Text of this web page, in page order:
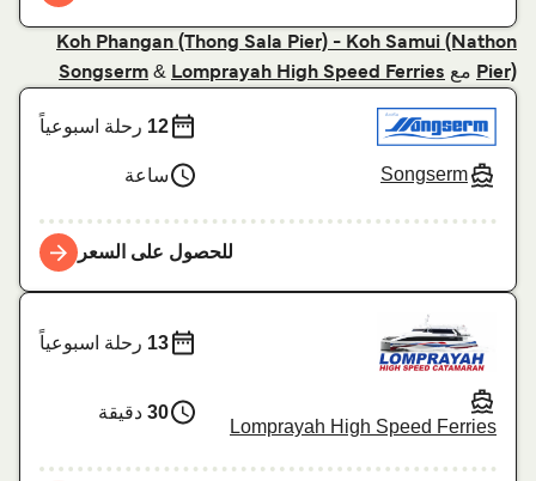
Koh Phangan (Thong Sala Pier) - Koh Samui (Nathon
Pier)مع Songserm &Lomprayah High Speed Ferries
Songserm
12رحلة اسبوعياً
ساعة
للحصول على السعر
Lomprayah High Speed Ferries
13رحلة اسبوعياً
30دقيقة